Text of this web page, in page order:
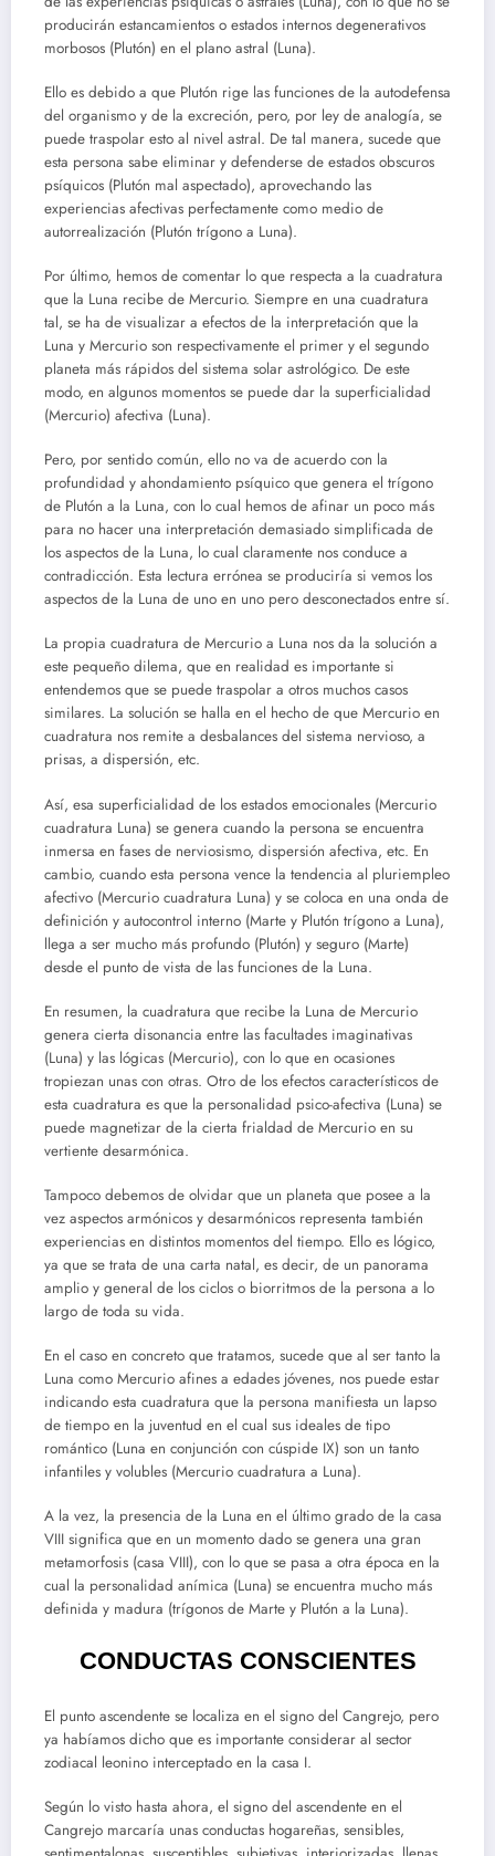
producirán estancamientos o estados internos degenerativos
morbosos (Plutón) en el plano astral (Luna).
Ello es debido a que Plutón rige las funciones de la autodefensa
del organismo y de la excreción, pero, por ley de analogía, se
puede traspolar esto al nivel astral. De tal manera, sucede que
esta persona sabe eliminar y defenderse de estados obscuros
psíquicos (Plutón mal aspectado), aprovechando las
experiencias afectivas perfectamente como medio de
autorrealización (Plutón trígono a Luna).
Por último, hemos de comentar lo que respecta a la cuadratura
que la Luna recibe de Mercurio. Siempre en una cuadratura
tal, se ha de visualizar a efectos de la interpretación que la
Luna y Mercurio son respectivamente el primer y el segundo
planeta más rápidos del sistema solar astrológico. De este
modo, en algunos momentos se puede dar la superficialidad
(Mercurio) afectiva (Luna).
Pero, por sentido común, ello no va de acuerdo con la
profundidad y ahondamiento psíquico que genera el trígono
de Plutón a la Luna, con lo cual hemos de afinar un poco más
para no hacer una interpretación demasiado simplificada de
los aspectos de la Luna, lo cual claramente nos conduce a
contradicción. Esta lectura errónea se produciría si vemos los
aspectos de la Luna de uno en uno pero desconectados entre sí.
La propia cuadratura de Mercurio a Luna nos da la solución a
este pequeño dilema, que en realidad es importante si
entendemos que se puede traspolar a otros muchos casos
similares. La solución se halla en el hecho de que Mercurio en
cuadratura nos remite a desbalances del sistema nervioso, a
prisas, a dispersión, etc.
Así, esa superficialidad de los estados emocionales (Mercurio
cuadratura Luna) se genera cuando la persona se encuentra
inmersa en fases de nerviosismo, dispersión afectiva, etc. En
cambio, cuando esta persona vence la tendencia al pluriempleo
afectivo (Mercurio cuadratura Luna) y se coloca en una onda de
definición y autocontrol interno (Marte y Plutón trígono a Luna),
llega a ser mucho más profundo (Plutón) y seguro (Marte)
desde el punto de vista de las funciones de la Luna.
En resumen, la cuadratura que recibe la Luna de Mercurio
genera cierta disonancia entre las facultades imaginativas
(Luna) y las lógicas (Mercurio), con lo que en ocasiones
tropiezan unas con otras. Otro de los efectos característicos de
esta cuadratura es que la personalidad psico-afectiva (Luna) se
puede magnetizar de la cierta frialdad de Mercurio en su
vertiente desarmónica.
Tampoco debemos de olvidar que un planeta que posee a la
vez aspectos armónicos y desarmónicos representa también
experiencias en distintos momentos del tiempo. Ello es lógico,
ya que se trata de una carta natal, es decir, de un panorama
amplio y general de los ciclos o biorritmos de la persona a lo
largo de toda su vida.
En el caso en concreto que tratamos, sucede que al ser tanto la
Luna como Mercurio afines a edades jóvenes, nos puede estar
indicando esta cuadratura que la persona manifiesta un lapso
de tiempo en la juventud en el cual sus ideales de tipo
romántico (Luna en conjunción con cúspide IX) son un tanto
infantiles y volubles (Mercurio cuadratura a Luna).
A la vez, la presencia de la Luna en el último grado de la casa
VIII significa que en un momento dado se genera una gran
metamorfosis (casa VIII), con lo que se pasa a otra época en la
cual la personalidad anímica (Luna) se encuentra mucho más
definida y madura (trígonos de Marte y Plutón a la Luna).
CONDUCTAS CONSCIENTES
El punto ascendente se localiza en el signo del Cangrejo, pero
ya habíamos dicho que es importante considerar al sector
zodiacal leonino interceptado en la casa I.
Según lo visto hasta ahora, el signo del ascendente en el
Cangrejo marcaría unas conductas hogareñas, sensibles,